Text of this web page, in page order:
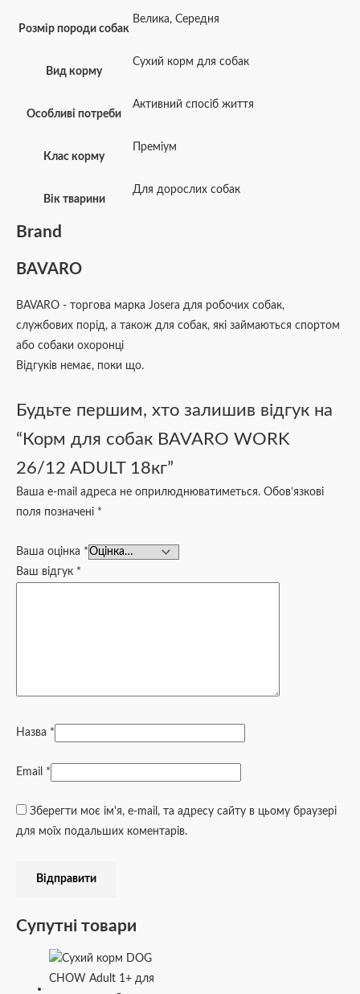
Розмір породи собак
Велика, Середня
Вид корму
Сухий корм для собак
Особливі потреби
Активний спосіб життя
Клас корму
Преміум
Вік тварини
Для дорослих собак
Brand
BAVARO
BAVARO - торгова марка Josera для робочих собак,
службових порід, а також для собак, які займаються спортом
або собаки охоронці
Відгуків немає, поки що.
Будьте першим, хто залишив відгук на
“Корм для собак BAVARO WORK
26/12 ADULT 18кг”
Ваша e-mail адреса не оприлюднюватиметься. Обов’язкові
поля позначені *
Ваша оцінка *
Ваш відгук *
Назва *
Email *
Зберегти моє ім'я, e-mail, та адресу сайту в цьому браузері
для моїх подальших коментарів.
Супутні товари